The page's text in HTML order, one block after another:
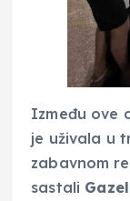
Između ove
je uživala u
zabavnom
sastali